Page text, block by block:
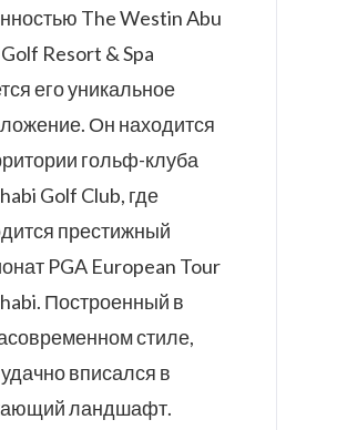
The Westin Abu
Resort & Spa
его уникальное
Он находится
гольф-клуба
Golf Club, где
престижный
PGA European Tour
Построенный в
стиле,
вписался в
ландшафт.